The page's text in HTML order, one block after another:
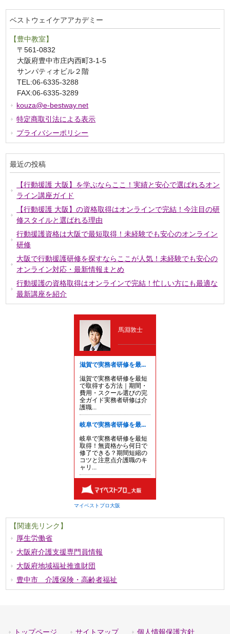
ベストウェイケアアカデミー
【豊中教室】
〒561-0832
大阪府豊中市庄内西町3-1-5
サンパティオビル２階
TEL:06-6335-3288
FAX:06-6335-3289
kouza@e-bestway.net
特定商取引法による表示
プライバシーポリシー
最近の投稿
【行動援護 大阪】を学ぶならここ！実績と安心で選ばれるオン
ライン講座ガイド
【行動援護 大阪】の資格取得はオンラインで完結！今注目の研
修スタイルと選ばれる理由
行動援護資格は大阪で最短取得！未経験でも安心のオンライン
研修
大阪で行動援護研修を探すならここが人気！未経験でも安心の
オンライン対応・最新情報まとめ
行動援護の資格取得はオンラインで完結！忙しい方にも最適な
最新講座を紹介
【関連先リンク】
厚生労働省
大阪府介護支援専門員情報
大阪府地域福祉推進財団
豊中市 介護保険・高齢者福祉
トップページ サイトマップ 個人情報保護方針